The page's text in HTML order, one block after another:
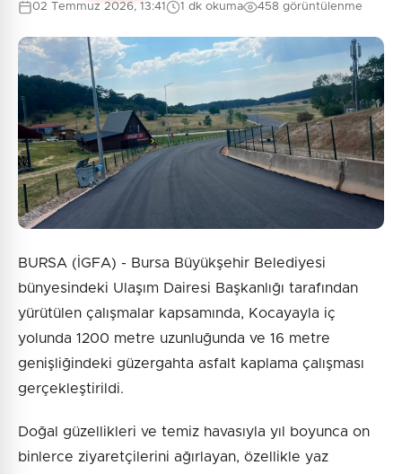
02 Temmuz 2026, 13:41 1 dk okuma 458 görüntülenme
BURSA (İGFA) - Bursa Büyükşehir Belediyesi
bünyesindeki Ulaşım Dairesi Başkanlığı tarafından
yürütülen çalışmalar kapsamında, Kocayayla iç
yolunda 1200 metre uzunluğunda ve 16 metre
genişliğindeki güzergahta asfalt kaplama çalışması
gerçekleştirildi.
Doğal güzellikleri ve temiz havasıyla yıl boyunca on
binlerce ziyaretçilerini ağırlayan, özellikle yaz